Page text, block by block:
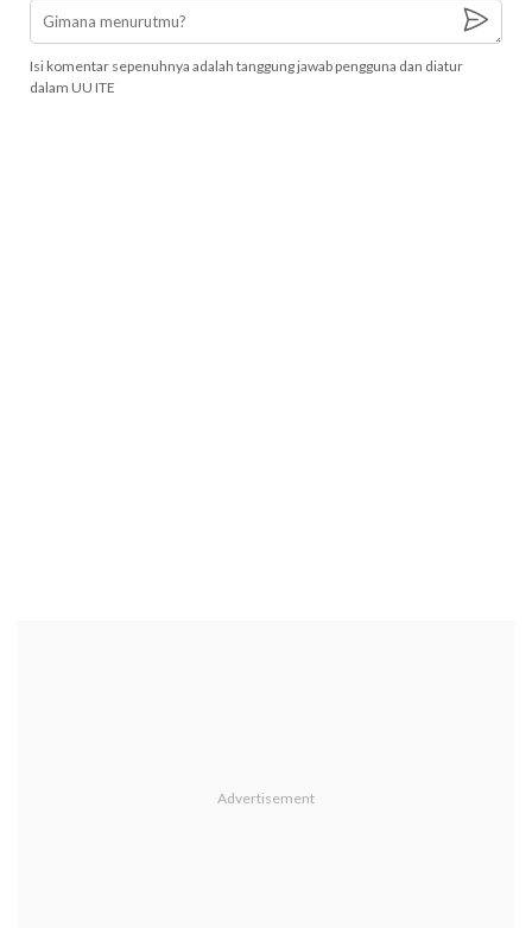
Isi komentar sepenuhnya adalah tanggung jawab pengguna dan diatur
dalam UU ITE